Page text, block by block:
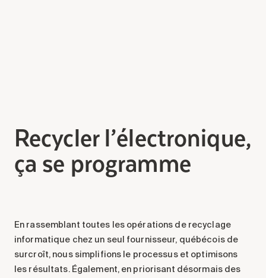
Recycler l’électronique,
ça se programme
En rassemblant toutes les opérations de recyclage
informatique chez un seul fournisseur, québécois de
surcroît, nous simplifions le processus et optimisons
les résultats. Également, en priorisant désormais des